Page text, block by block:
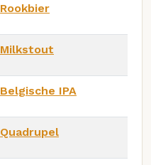
Rookbier
Milkstout
Belgische IPA
Quadrupel